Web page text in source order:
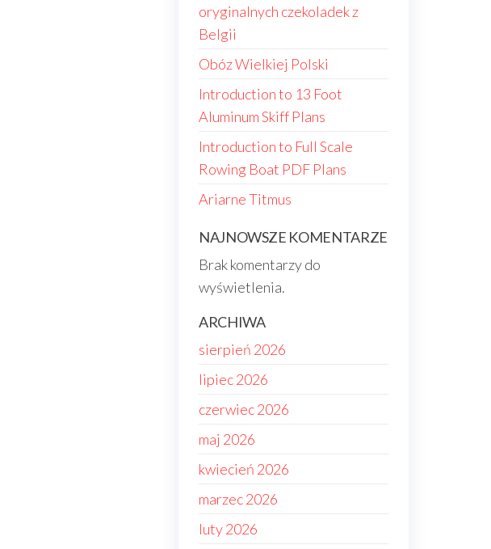
oryginalnych czekoladek z
Belgii
Obóz Wielkiej Polski
Introduction to 13 Foot
Aluminum Skiff Plans
Introduction to Full Scale
Rowing Boat PDF Plans
Ariarne Titmus
NAJNOWSZE KOMENTARZE
Brak komentarzy do
wyświetlenia.
ARCHIWA
sierpień 2026
lipiec 2026
czerwiec 2026
maj 2026
kwiecień 2026
marzec 2026
luty 2026